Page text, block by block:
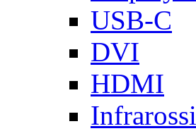
USB-C
DVI
HDMI
Infrarossi